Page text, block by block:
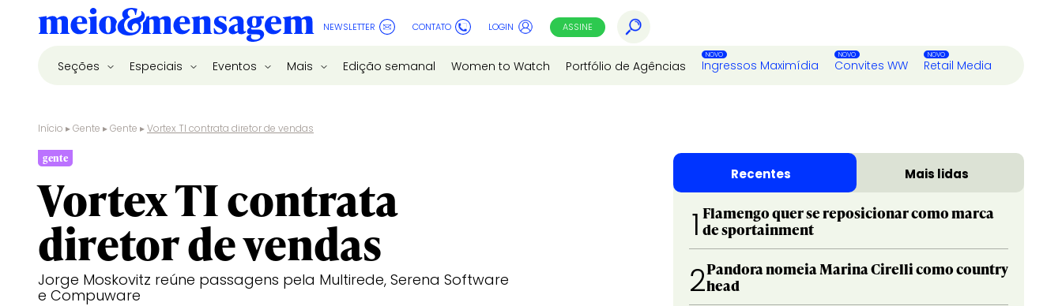
NEWSLETTER CONTATO LOGIN ASSINE
Seções Especiais Eventos Mais Edição semanal Women to Watch Portfólio de Agências Ingressos Maximídia Convites WW Retail Media
Início ▸Gente ▸Gente ▸Vortex TI contrata diretor de vendas
gente
Vortex TI contrata
diretor de vendas
Jorge Moskovitz reúne passagens pela Multirede, Serena Software
e Compuware
Recentes Mais lidas
1 Flamengo quer se reposicionar como marca
de sportainment
2Pandora nomeia Marina Cirelli como country
head